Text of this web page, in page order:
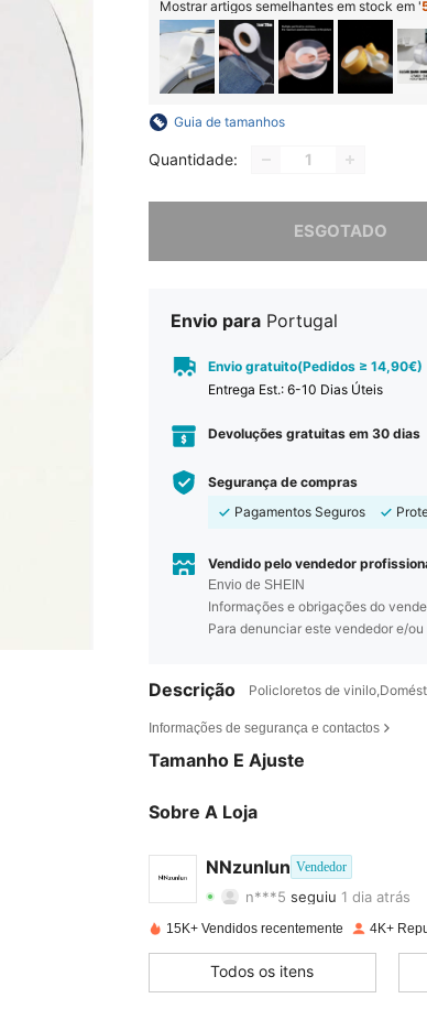
Mostrar artigos semelhantes em stock em '
Guia de tamanhos
Quantidade:
ESGOTADO
Desculpe, este produto está esgotado.
Envio para Portugal
Envio gratuito(Pedidos ≥ 14,90€)
Entrega Est.: 6-10 Dias Úteis
Devoluções gratuitas em 30 dias
Segurança de compras
Pagamentos Seguros
Vendido pelo vendedor
Envio de SHEIN
Informações e obrigações do
Para denunciar este vendedor e/
Descrição Policloretos de
Informações de segurança e contactos
Tamanho E Ajuste
Sobre A Loja
NNzunlun Vendedor
4,88
4,88
4,88 10
n***5 seguiu 1 dia atrás
4,88
4,88 10 969
15K+ Vendidos recentemente 4K+
Todos os itens